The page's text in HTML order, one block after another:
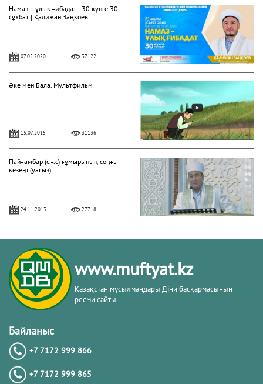
Намаз – ұлық ғибадат | 30 күнге 30
сұхбат | Қалижан Заңқоев
07.05.2020 37122
Әке мен Бала. Мультфильм
15.07.2015 31136
Пайғамбар (с.ғ.с) ғұмырының соңғы
кезеңі (уағыз)
24.11.2013 27718
"Фатиха" сүресі
11.04.2016
23.10.2015
www.muftyat.kz
Қазақстан мұсылмандары Діни басқармасының
ресми сайты
Байланыс
+7 7172 999 866
+7 7172 999 865